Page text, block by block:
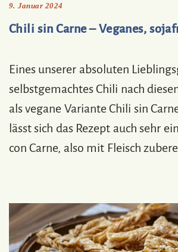
9. Januar 2024
Chili sin Carne – Veganes,
Eines unserer absoluten
selbstgemachtes Chili nach
als vegane Variante Chili sin
lässt sich das Rezept auch sehr
con Carne, also mit Fleisch